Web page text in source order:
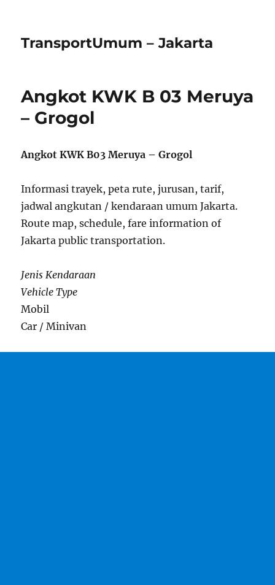
TransportUmum – Jakarta
Angkot KWK B 03 Meruya
– Grogol
Angkot KWK B03 Meruya – Grogol
Informasi trayek, peta rute, jurusan, tarif,
jadwal angkutan / kendaraan umum Jakarta.
Route map, schedule, fare information of
Jakarta public transportation.
Jenis Kendaraan
Vehicle Type
Mobil
Car / Minivan